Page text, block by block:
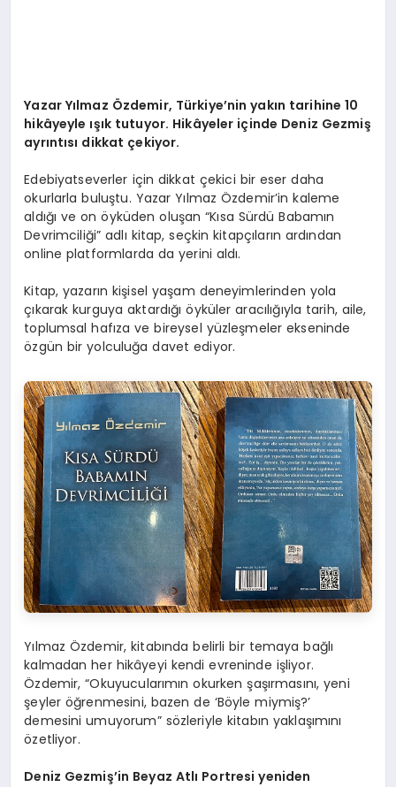
Yazar Yılmaz Özdemir, Türkiye’nin yakın tarihine 10
hikâyeyle ışık tutuyor. Hikâyeler içinde Deniz Gezmiş
ayrıntısı dikkat çekiyor.
Edebiyatseverler için dikkat çekici bir eser daha
okurlarla buluştu. Yazar Yılmaz Özdemir’in kaleme
aldığı ve on öyküden oluşan “Kısa Sürdü Babamın
Devrimciliği” adlı kitap, seçkin kitapçıların ardından
online platformlarda da yerini aldı.
Kitap, yazarın kişisel yaşam deneyimlerinden yola
çıkarak kurguya aktardığı öyküler aracılığıyla tarih, aile,
toplumsal hafıza ve bireysel yüzleşmeler ekseninde
özgün bir yolculuğa davet ediyor.
Yılmaz Özdemir, kitabında belirli bir temaya bağlı
kalmadan her hikâyeyi kendi evreninde işliyor.
Özdemir, “Okuyucularımın okurken şaşırmasını, yeni
şeyler öğrenmesini, bazen de ‘Böyle miymiş?’
demesini umuyorum” sözleriyle kitabın yaklaşımını
özetliyor.
Deniz Gezmiş’in Beyaz Atlı Portresi yeniden